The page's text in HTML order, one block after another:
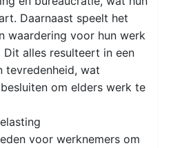
Daarnaast speelt het
waardering voor hun werk
alles resulteert in een
tevredenheid, wat
om elders werk te
voor werknemers om